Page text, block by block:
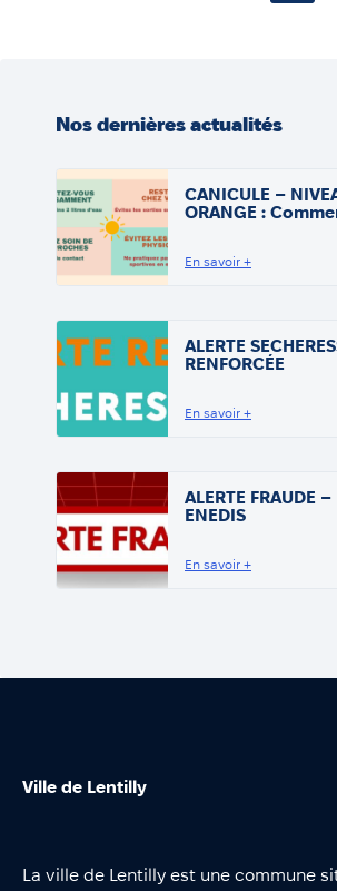
Nos dernières actualités
CANICULE –
ORANGE :
En savoir +
ALERTE
RENFORCÉE
En savoir +
ALERTE FRAUDE
ENEDIS
En savoir +
Ville de Lentilly
La ville de Lentilly est une commune